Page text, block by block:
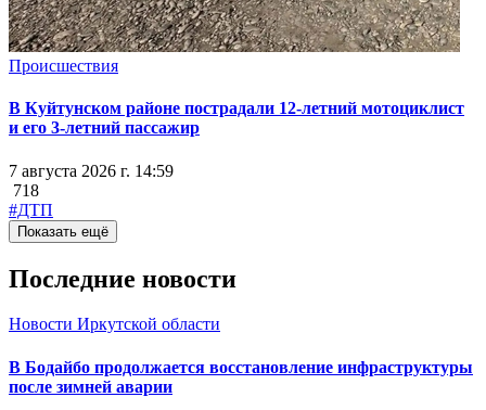
Происшествия
В Куйтунском районе пострадали 12-летний мотоциклист
и его 3-летний пассажир
7 августа 2026 г. 14:59
718
#ДТП
Показать ещё
Последние новости
Новости Иркутской области
В Бодайбо продолжается восстановление инфраструктуры
после зимней аварии